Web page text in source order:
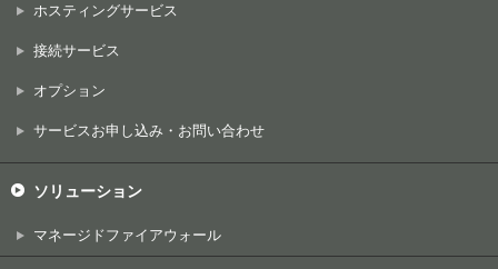
ホスティングサービス
接続サービス
オプション
サービスお申し込み・お問い合わせ
ソリューション
マネージドファイアウォール